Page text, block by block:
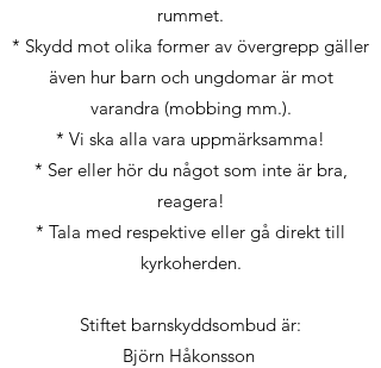
rummet.
* Skydd mot olika former av övergrepp gäller
även hur barn och ungdomar är mot
varandra (mobbing mm.).
* Vi ska alla vara uppmärksamma!
* Ser eller hör du något som inte är bra,
reagera!
* Tala med respektive eller gå direkt till
kyrkoherden.
Stiftet barnskyddsombud är:
Björn Håkonsson